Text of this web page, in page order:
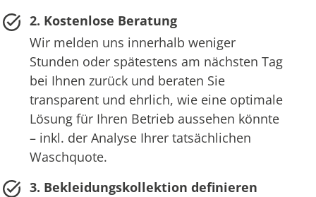
2. Kostenlose Beratung
Wir melden uns innerhalb weniger
Stunden oder spätestens am nächsten Tag
bei Ihnen zurück und beraten Sie
transparent und ehrlich, wie eine optimale
Lösung für Ihren Betrieb aussehen könnte
– inkl. der Analyse Ihrer tatsächlichen
Waschquote.
3. Bekleidungskollektion definieren